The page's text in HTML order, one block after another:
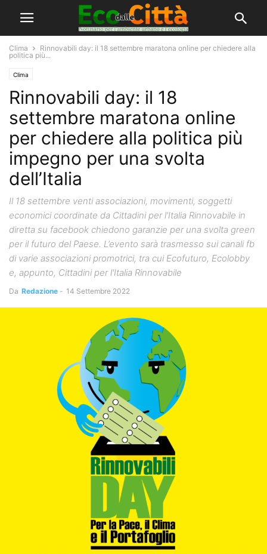
Clima
Rinnovabili day: il 18 settembre maratona online per chiedere alla
politica più...
Clima
Rinnovabili day: il 18
settembre maratona online
per chiedere alla politica più
impegno per una svolta
dell’Italia
Il 18 settembre venti associazioni, movimenti, soggetti
economici coordinate da Cittadini per l'Italia Rinnovabile in
diretta su facebook chiedono garanzie per una svolta green
per il futuro del Paese. L’evento sarà trasmesso sui canali fb
di varie associazioni promotrici, tra cui Ecofuturo, Ecolobby
e, appunto, Cittadini per l'Italia Rinnovabile
Da Redazione - 14 Settembre 2022